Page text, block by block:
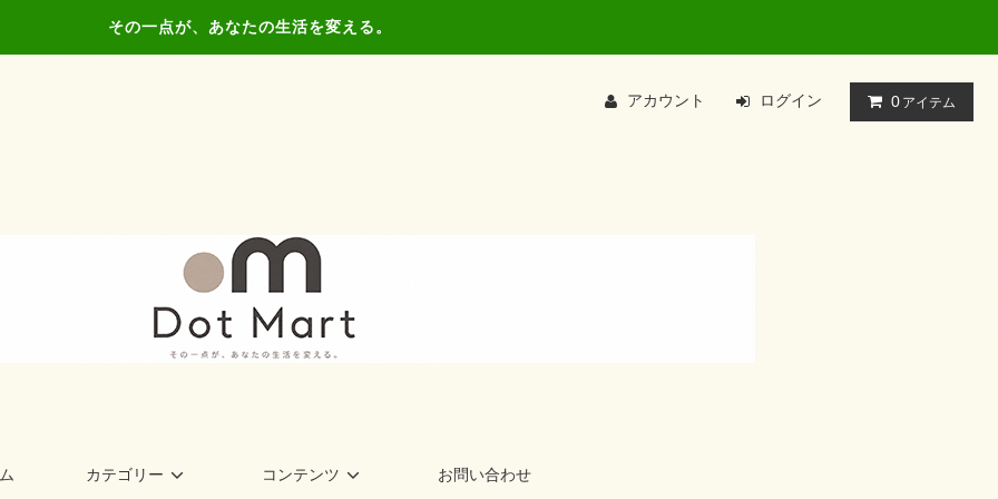
その一点が、あなたの生活を変える。
アカウント ログイン 0 アイテム
カテゴリー コンテンツ お問い合わせ